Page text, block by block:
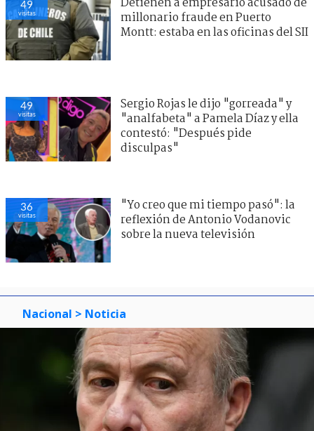
49
visitas
millonario fraude en Puerto
Montt: estaba en las oficinas del SII
49
visitas
Sergio Rojas le dijo "gorreada" y
"analfabeta" a Pamela Díaz y ella
contestó: "Después pide
disculpas"
36
visitas
"Yo creo que mi tiempo pasó": la
reflexión de Antonio Vodanovic
sobre la nueva televisión
Nacional > Noticia